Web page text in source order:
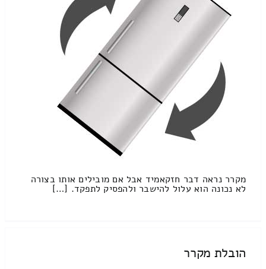
מקרר נראה דבר חזקאמיד אבל אם מובילים אותו בצורה
לא נכונה הוא עלול להישבר ולהפסיק לתפקד. […]
הובלת מקרר